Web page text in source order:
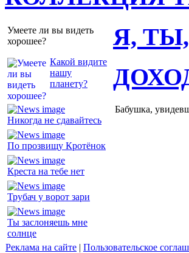
Умеете ли вы видеть
хорошее?
Какой видите
нашу
планету?
Я,
Никогда не сдавайтесь
По прозвищу Кротёнок
Креста на тебе нет
Трубач у ворот зари
Ты заслоняешь мне
солнце
Бабушка,
Реклама на сайте | Пользовательское